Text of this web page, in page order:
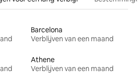
Barcelona
Verblijven van een maand
Athene
Verblijven van een maand